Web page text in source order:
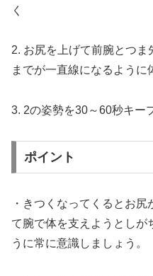
く
2. お尻を上げて前腕とつま
までが一直線になるように
3. 2の姿勢を30～60秒キー
ポイント
・きつくなってくるとお
て腕で体を支えようとしが
うに常に意識しましょう。